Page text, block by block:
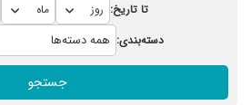
تا تاریخ:
دسته‌بندی:
جستجو